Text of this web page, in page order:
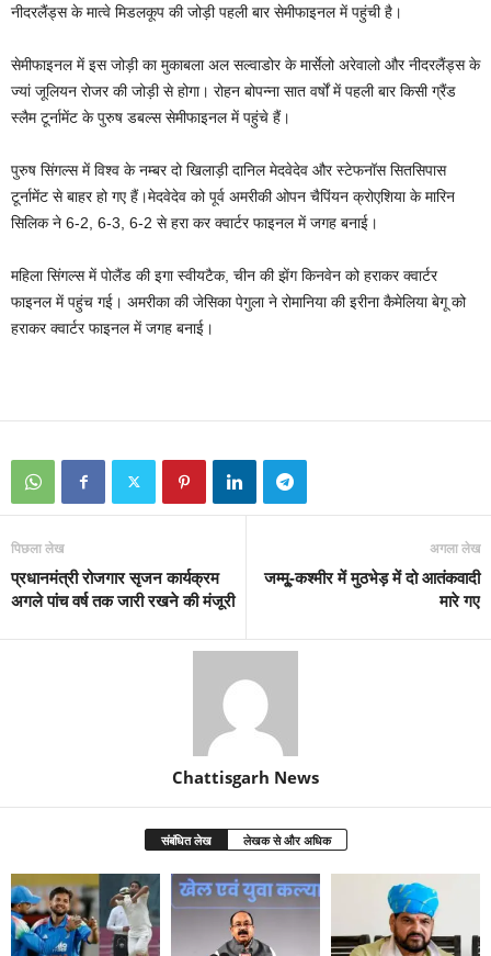
नीदरलैंड्स के मात्‍वे मिडलकूप की जोड़ी पहली बार सेमीफाइनल में पहुंची है।
सेमीफाइनल में इस जोड़ी का मुकाबला अल सल्‍वाडोर के मार्सेलो अरेवालो और नीदरलैंड्स के
ज्‍यां जूलियन रोजर की जोड़ी से होगा। रोहन बोपन्‍ना सात वर्षों में पहली बार किसी ग्रैंड
स्‍लैम टूर्नामेंट के पुरुष डबल्‍स सेमीफाइनल में पहुंचे हैं।
पुरुष सिंगल्स में विश्‍व के नम्‍बर दो खिलाड़ी दानिल मेदवेदेव और स्टेफनॉस सितसिपास
टूर्नामेंट से बाहर हो गए हैं।मेदवेदेव को पूर्व अमरीकी ओपन चैपिंयन क्रोएशिया के मारिन
सिलिक ने 6-2, 6-3, 6-2 से हरा कर क्‍वार्टर फाइनल में जगह बनाई।
महिला सिंगल्‍स में पोलैंड की इगा स्‍वीयटैक, चीन की झेंग किनवेन को हराकर क्‍वार्टर
फाइनल में पहुंच गई। अमरीका की जेसिका पेगुला ने रोमानिया की इरीना कैमेलिया बेगू को
हराकर क्‍वार्टर फाइनल में जगह बनाई।
पिछला लेख
प्रधानमंत्री रोजगार सृजन कार्यक्रम
अगले पांच वर्ष तक जारी रखने की मंजूरी
अगला लेख
जम्मू्-कश्मीर में मुठभेड़ में दो आतंकवादी
मारे गए
Chattisgarh News
संबंधित लेख लेखक से और अधिक